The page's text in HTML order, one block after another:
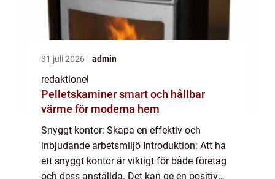
31 juli 2026 admin
redaktionel
Pelletskaminer smart och hållbar
värme för moderna hem
Snyggt kontor: Skapa en effektiv och
inbjudande arbetsmiljö Introduktion: Att ha
ett snyggt kontor är viktigt för både företag
och dess anställda. Det kan ge en positiv